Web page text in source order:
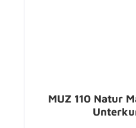
MUZ 110 Natur